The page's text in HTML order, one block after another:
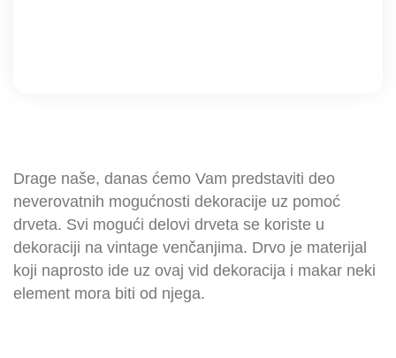
Drage naše, danas ćemo Vam predstaviti deo
neverovatnih mogućnosti dekoracije uz pomoć
drveta. Svi mogući delovi drveta se koriste u
dekoraciji na vintage venčanjima. Drvo je materijal
koji naprosto ide uz ovaj vid dekoracija i makar neki
element mora biti od njega.